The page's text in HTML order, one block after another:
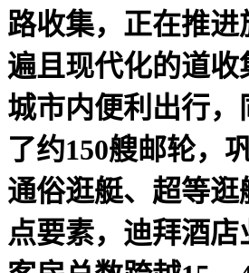
路收集，正在推
遍且现代化的道
城市内便利出行，
了约150艘邮轮，
通俗逛艇、超等
点要素，迪拜酒店